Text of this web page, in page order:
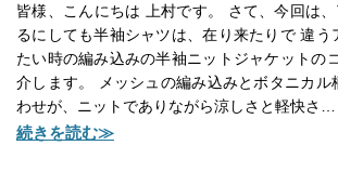
皆様、こんにちは 上村です。 さて、今回は
るにしても半袖シャツは、在り来たりで 違う
たい時の編み込みの半袖ニットジャケットの
介します。 メッシュの編み込みとボタニカル
わせが、ニットでありながら涼しさと軽快さ…
続きを読む≫